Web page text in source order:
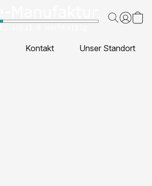
Kontakt Unser Standort